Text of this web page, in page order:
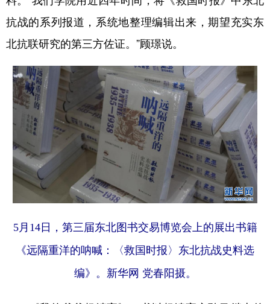
抗战的系列报道，系统地整理编辑出来，期望充实东
北抗联研究的第三方佐证。”顾璟说。
5月14日，第三届东北图书交易博览会上的展出书籍
《远隔重洋的呐喊：〈救国时报〉东北抗战史料选
编》。新华网 党春阳摄。